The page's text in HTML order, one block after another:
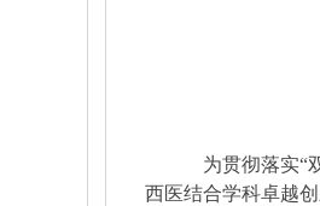
为贯彻落实“
西医结合学科卓越